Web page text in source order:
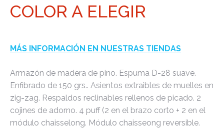
COLOR A ELEGIR
MÁS INFORMACIÓN EN NUESTRAS TIENDAS
Armazón de madera de pino. Espuma D-28 suave.
Enfibrado de 150 grs.. Asientos extraibles de muelles en
zig-zag. Respaldos reclinables rellenos de picado. 2
cojines de adorno. 4 puff (2 en el brazo corto + 2 en el
módulo chaisselong. Módulo chaisseong reversible.